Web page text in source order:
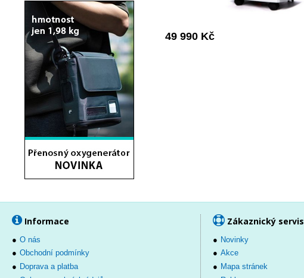
49 990 Kč
Informace
O nás
Obchodní podmínky
Doprava a platba
Zákaznický servis
Novinky
Akce
Mapa stránek